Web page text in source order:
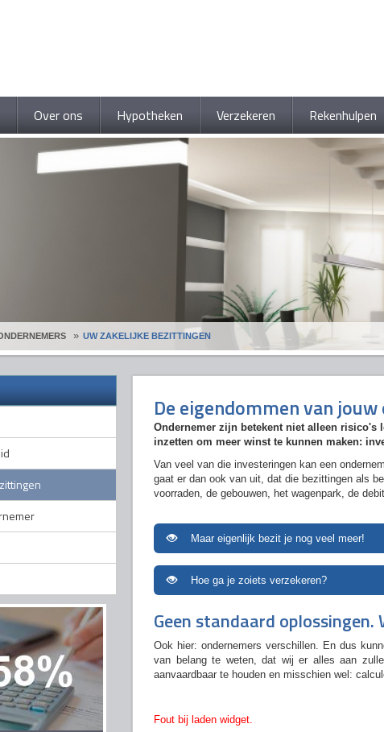
UW ZAKELIJKE BEZITTINGEN
Over ons Hypotheken Verzekeren Rekenhulpen
De eigendommen van
Ondernemer zijn betekent niet alleen risico's
inzetten om meer winst te kunnen maken:
Van veel van die investeringen kan een
gaat er dan ook van uit, dat die bezittingen als
voorraden, de gebouwen, het wagenpark, de
Maar eigenlijk bezit je nog veel meer!
Hoe ga je zoiets verzekeren?
Geen standaard
Ook hier: ondernemers verschillen. En dus
van belang te weten, dat wij er alles aan
aanvaardbaar te houden en misschien wel:
Fout bij laden widget.